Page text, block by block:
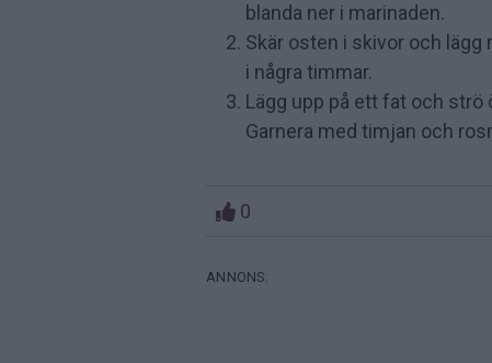
blanda ner i marinaden.
Skär osten i skivor och lägg
i några timmar.
Lägg upp på ett fat och strö
Garnera med timjan och
0